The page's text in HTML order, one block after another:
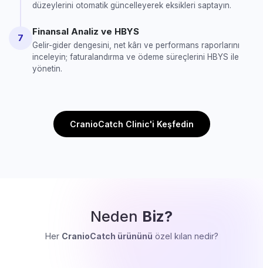
düzeylerini otomatik güncelleyerek eksikleri saptayın.
7
Finansal Analiz ve HBYS
Gelir-gider dengesini, net kârı ve performans raporlarını
inceleyin; faturalandırma ve ödeme süreçlerini HBYS ile
yönetin.
CranioCatch Clinic'i Keşfedin
Neden Biz?
Her CranioCatch ürününü özel kılan nedir?